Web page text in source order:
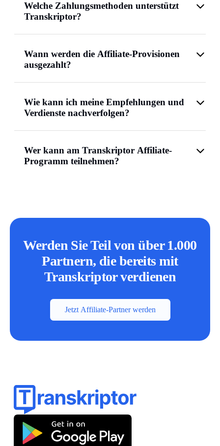
Welche Zahlungsmethoden unterstützt
Transkriptor?
Wann werden die Affiliate-Provisionen
ausgezahlt?
Wie kann ich meine Empfehlungen und
Verdienste nachverfolgen?
Wer kann am Transkriptor Affiliate-
Programm teilnehmen?
Werden Sie Teil von über 1.000
Partnern, die bereits mit
Transkriptor verdienen
Jetzt Affiliate-Partner werden